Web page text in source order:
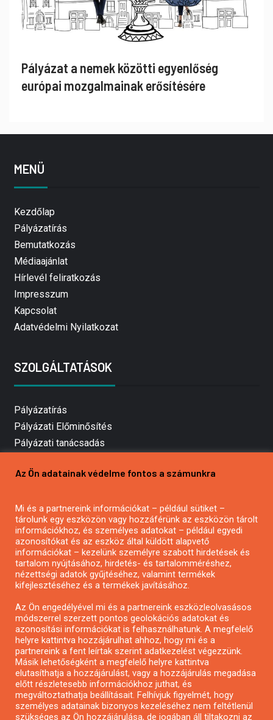
Pályázat a nemek közötti egyenlőség
európai mozgalmainak erősítésére
MENÜ
Kezdőlap
Pályázatírás
Bemutatkozás
Médiaajánlat
Hírlevél feliratkozás
Impresszum
Kapcsolat
Adatvédelmi Nyilatkozat
SZOLGÁLTATÁSOK
Pályázatírás
Pályázati Előminősítés
Pályázati tanácsadás
Mezőgazdasági pályázatírás
Pályázatírás civil szervezeteknek
Pályázatírás önkormányzatoknak
Pályázatfigyelés
Specifikus pályázatfigyelés vagy hírlevél
Pályázatok magánszemélyeknek
Pályázatok civil szervezeteknek
Pályázatok vállalkozásoknak
Önkormányzati pályázatok
Mezőgazdasági pályázatok
Az Ön adatainak védelme fontos a számunkra
Mi és a partnereink információkat – például sütiket –
tárolunk egy eszközön vagy hozzáférünk az eszközön tárolt
információkhoz, és személyes adatokat – például egyedi
azonosítókat és az eszköz által küldött alapvető
információkat – kezelünk személyre szabott hirdetések és
tartalom nyújtásához, hirdetés- és tartalomméréshez,
nézettségi adatok gyűjtéséhez, valamint termékek
kifejlesztéséhez és a termékek javításához.
Az Ön engedélyével mi és a partnereink eszközleolvasásos
módszerrel szerzett pontos geolokációs adatokat és
azonosítási információkat is felhasználhatunk. A megfelelő
helyre kattintva hozzájárulhat ahhoz, hogy mi és a
partnereink a fent leírtak szerint adatkezelést végezzünk.
Másik lehetőségként a megfelelő helyre kattintva
elutasíthatja a hozzájárulást, vagy a hozzájárulás megadása
előtt részletesebb információkhoz juthat, és
megváltoztathatja beállításait. Felhívjuk figyelmét, hogy
személyes adatainak bizonyos kezeléséhez nem feltétlenül
szükséges az Ön hozzájárulása, de jogában áll tiltakozni az